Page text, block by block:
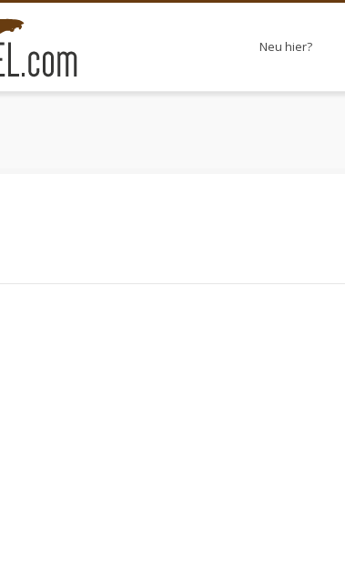
Neu hier?